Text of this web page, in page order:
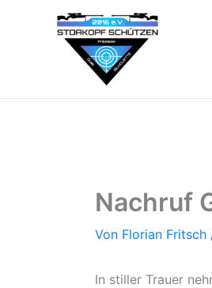
Nachruf
Von Florian Fritsch
In stiller Trauer